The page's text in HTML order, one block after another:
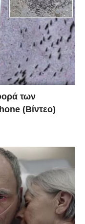
των
(Βίντεο)